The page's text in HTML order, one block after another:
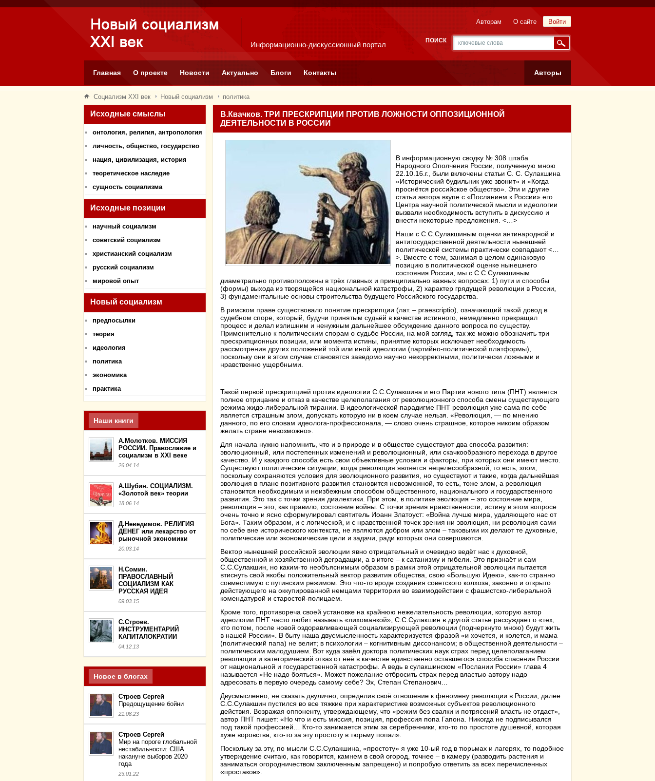
Информационно-дискуссионный портал
Войти
Авторам О сайте
ПОИСК
Главная О проекте Новости Актуально Блоги Контакты Авторы
Социализм XXI век Новый социализм политика
Исходные смыслы
онтология, религия, антропология
личность, общество, государство
нация, цивилизация, история
теоретическое наследие
сущность социализма
Исходные позиции
научный социализм
советский социализм
христианский социализм
русский социализм
мировой опыт
Новый социализм
предпосылки
теория
идеология
политика
экономика
практика
Наши книги
А.Молотков. МИССИЯ
РОССИИ. Православие и
социализм в XXI веке
26.04.14
А.Шубин. СОЦИАЛИЗМ.
«Золотой век» теории
18.06.14
Д.Неведимов. РЕЛИГИЯ
ДЕНЕГ или лекарство от
рыночной экономики
20.03.14
Н.Сомин.
ПРАВОСЛАВНЫЙ
СОЦИАЛИЗМ КАК
РУССКАЯ ИДЕЯ
09.03.15
С.Строев.
ИНСТРУМЕНТАРИЙ
КАПИТАЛОКРАТИИ
04.12.13
Новое в блогах
Строев Сергей
Предощущение бойни
21.08.23
Строев Сергей
Мир на пороге глобальной
нестабильности: США
накануне выборов 2020
года
23.01.22
В.Квачков. ТРИ ПРЕСКРИПЦИИ ПРОТИВ ЛОЖНОСТИ ОППОЗИЦИОННОЙ
ДЕЯТЕЛЬНОСТИ В РОССИИ
В информационную сводку № 308 штаба
Народного Ополчения России, полученную мною
22.10.16.г., были включены статьи С. С. Сулакшина
«Исторический будильник уже звонит» и «Когда
проснётся российское общество». Эти и другие
статьи автора вкупе с «Посланием к России» его
Центра научной политической мысли и идеологии
вызвали необходимость вступить в дискуссию и
внести некоторые предложения. <…>
Наши с С.С.Сулакшиным оценки антинародной и
антигосударственной деятельности нынешней
политической системы практически совпадают <…
>. Вместе с тем, занимая в целом одинаковую
позицию в политической оценке нынешнего
состояния России, мы с С.С.Сулакшиным
диаметрально противоположны в трёх главных и принципиально важных вопросах: 1) пути и способы
(формы) выхода из творящейся национальной катастрофы, 2) характер грядущей революции в России,
3) фундаментальные основы строительства будущего Российского государства.
В римском праве существовало понятие прескрипции (лат. – praescriptio), означающий такой довод в
судебном споре, который, будучи принятым судьёй в качестве истинного, немедленно прекращал
процесс и делал излишним и ненужным дальнейшее обсуждение данного вопроса по существу.
Применительно к политическим спорам о судьбе России, на мой взгляд, так же можно обозначить три
прескрипционных позиции, или момента истины, принятие которых исключает необходимость
рассмотрения других положений той или иной идеологии (партийно-политической платформы),
поскольку они в этом случае становятся заведомо научно некорректными, политически ложными и
нравственно ущербными.
Такой первой прескрипцией против идеологии С.С.Сулакшина и его Партии нового типа (ПНТ) является
полное отрицание и отказ в качестве целеполагания от революционного способа смены существующего
режима жидо-либеральной тирании. В идеологической парадигме ПНТ революция уже сама по себе
является страшным злом, допускать которую ни в коем случае нельзя. «Революция, — по мнению
данного, по его словам идеолога-профессионала, — слово очень страшное, которое никоим образом
желать стране невозможно».
Для начала нужно напомнить, что и в природе и в обществе существуют два способа развития:
эволюционный, или постепенных изменений и революционный, или скачкообразного перехода в другое
качество. И у каждого способа есть свои объективные условия и факторы, при которых они имеют место.
Существуют политические ситуации, когда революция является нецелесообразной, то есть, злом,
поскольку сохраняются условия для эволюционного развития, но существуют и такие, когда дальнейшая
эволюция в плане позитивного развития становится невозможной, то есть, тоже злом, а революция
становится необходимым и неизбежным способом общественного, национального и государственного
развития. Это так с точки зрения диалектики. При этом, в политике эволюция – это состояние мира,
революция – это, как правило, состояние войны. С точки зрения нравственности, истину в этом вопросе
очень точно и ясно сформулировал святитель Иоанн Златоуст: «Война лучше мира, удаляющего нас от
Бога». Таким образом, и с логической, и с нравственной точек зрения ни эволюция, ни революция сами
по себе вне исторического контекста, не являются добром или злом – таковыми их делают те духовные,
политические или экономические цели и задачи, ради которых они совершаются.
Вектор нынешней российской эволюции явно отрицательный и очевидно ведёт нас к духовной,
общественной и хозяйственной деградации, а в итоге – к сатанизму и гибели. Это признаёт и сам
С.С.Сулакшин, но каким-то необъяснимым образом в рамки этой отрицательной эволюции пытается
втиснуть свой якобы положительный вектор развития общества, свою «Большую Идею», как-то странно
совместимую с путинским режимом. Это что-то вроде создания советского колхоза, законно и открыто
действующего на оккупированной немцами территории во взаимодействии с фашистско-либеральной
комендатурой и старостой-полицаем.
Кроме того, противореча своей установке на крайнюю нежелательность революции, которую автор
идеологии ПНТ часто любит называть «лихоманкой», С.С.Сулакшин в другой статье рассуждает о «тех,
кто потом, после новой оздоравливающей социализирующей революции (подчеркнуто мною) будут жить
в нашей России». В быту наша двусмысленность характеризуется фразой «и хочется, и колется, и мама
(политический папа) не велит; в психологии – когнитивным диссонансом; в общественной деятельности –
политическим малодушием. Вот куда завёл доктора политических наук страх перед целеполаганием
революции и категорический отказ от неё в качестве единственно оставшегося способа спасения России
от национальной и государственной катастрофы. А ведь в сулакшинском «Послании России» глава 4
называется «Не надо бояться». Может пожелание отбросить страх перед властью автору надо
адресовать в первую очередь самому себе? Эх, Степан Степанович…
Двусмысленно, не сказать двулично, определив своё отношение к феномену революции в России, далее
С.С.Сулакшин пустился во все тяжкие при характеристике возможных субъектов революционного
действия. Возражая оппоненту, утверждающему, что «режим без свалки и потрясений власть не отдаст»,
автор ПНТ пишет: «Но что и есть миссия, позиция, профессия попа Гапона. Никогда не подписывался
под такой профессией… Кто-то занимается этим за серебренники, кто-то по простоте душевной, которая
хуже воровства, кто-то за эту простоту в тюрьму попал».
Поскольку за эту, по мысли С.С.Сулакшина, «простоту» я уже 10-ый год в тюрьмах и лагерях, то подобное
утверждение считаю, как говорится, камнем в свой огород, точнее – в камеру (разводить растения и
заниматься огородничеством заключенным запрещено) и попробую ответить за всех перечисленных
«простаков».